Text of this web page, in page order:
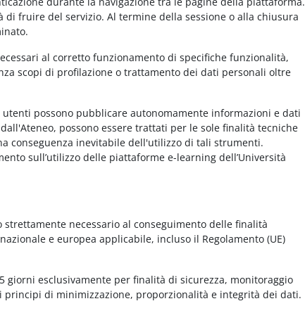
di fruire del servizio. Al termine della sessione o alla chiusura
al corretto funzionamento di specifiche funzionalità,
scopi di profilazione o trattamento dei dati personali oltre
possono pubblicare autonomamente informazioni e dati
possono essere trattati per le sole finalità tecniche
conseguenza inevitabile dell'utilizzo di tali strumenti.
sull’utilizzo delle piattaforme e-learning dell’Università
necessario al conseguimento delle finalità
e europea applicabile, incluso il Regolamento (UE)
esclusivamente per finalità di sicurezza, monitoraggio
di minimizzazione, proporzionalità e integrità dei dati.